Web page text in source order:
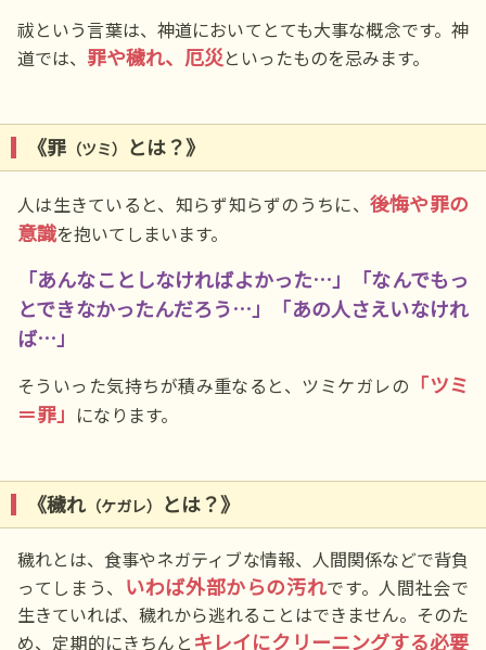
祓という言葉は、神道においてとても大事な概念です。神
道では、 罪や穢れ、厄災といったものを忌みます。
《罪 （ツミ） とは？》
人は生きていると、知らず知らずのうちに、 後悔や罪の
意識を抱いてしまいます。
「あんなことしなければよかった…」「なんでもっ
とできなかったんだろう…」「あの人さえいなけれ
ば…」
そういった気持ちが積み重なると、ツミケガレの 「ツミ
＝罪」 になります。
《穢れ （ケガレ） とは？》
穢れとは、食事やネガティブな情報、人間関係などで背負
ってしまう、 いわば外部からの汚れです。人間社会で
生きていれば、穢れから逃れることはできません。そのた
め、定期的にきちんと キレイにクリーニングする必要